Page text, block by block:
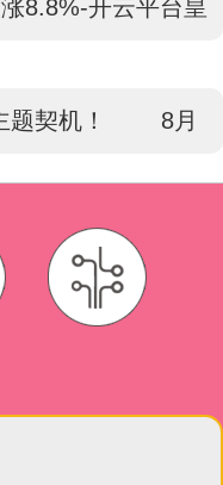
8.8%-开云平台皇
主题契机！ 8月
(中国)官方入口